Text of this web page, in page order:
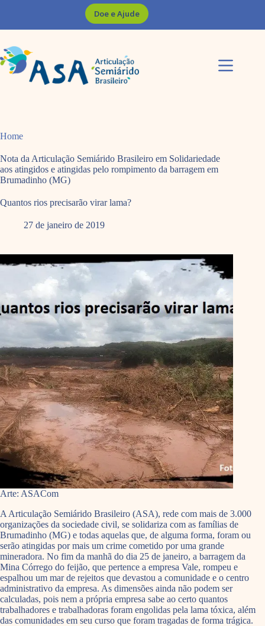
Doe e Ajude
Home
Nota da Articulação Semiárido Brasileiro em Solidariedade
aos atingidos e atingidas pelo rompimento da barragem em
Brumadinho (MG)
Quantos rios precisarão virar lama?
27 de janeiro de 2019
Arte: ASACom
A Articulação Semiárido Brasileiro (ASA), rede com mais de 3.000
organizações da sociedade civil, se solidariza com as famílias de
Brumadinho (MG) e todas aquelas que, de alguma forma, foram ou
serão atingidas por mais um crime cometido por uma grande
mineradora. No fim da manhã do dia 25 de janeiro, a barragem da
Mina Córrego do feijão, que pertence a empresa Vale, rompeu e
espalhou um mar de rejeitos que devastou a comunidade e o centro
administrativo da empresa. As dimensões ainda não podem ser
calculadas, pois nem a própria empresa sabe ao certo quantos
trabalhadores e trabalhadoras foram engolidas pela lama tóxica, além
das comunidades em seu curso que foram tragadas de forma trágica.